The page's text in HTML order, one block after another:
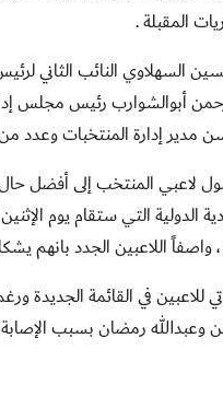
المقبلة .
النائب الثاني
أبوالشوارب رئيس مجلس
مدير إدارة المنتخبات وعدد
لاعبي المنتخب إلى أفضل حال
الدولية التي ستقام يوم
واصفاً اللاعبين الجدد بانهم
للاعبين في القائمة الجديدة
رمضان بسبب الإصابة